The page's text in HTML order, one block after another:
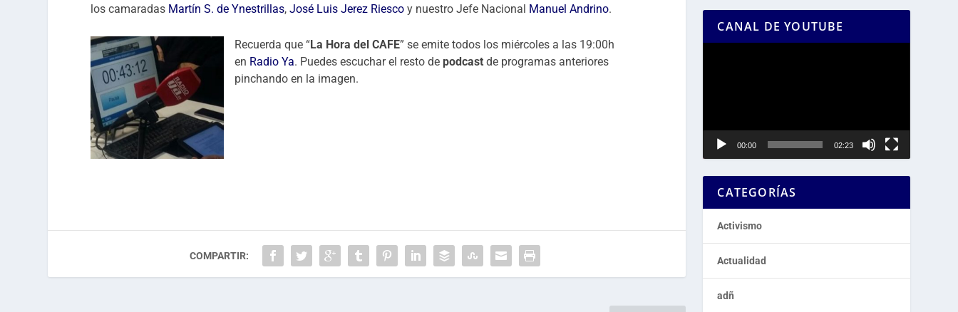
los camaradas Martín S. de Ynestrillas,José Luis Jerez Riesco y nuestro Jefe Nacional Manuel Andrino.
Recuerda que “La Hora del CAFE” se emite todos los miércoles a las 19:00h
en Radio Ya. Puedes escuchar el resto depodcast de programas anteriores
pinchando en la imagen.
COMPARTIR:
CANAL DE YOUTUBE
00:00 02:23
CATEGORÍAS
Activismo
Actualidad
adñ